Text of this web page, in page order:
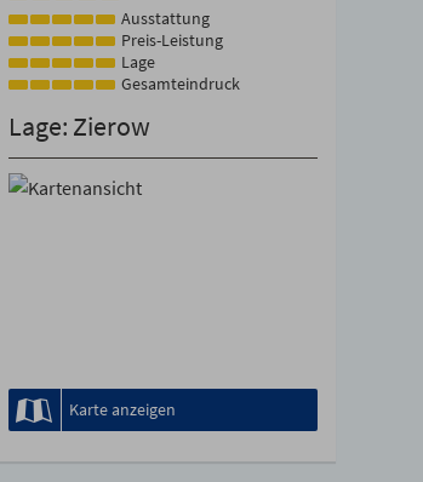
Ausstattung
Preis-Leistung
Lage
Gesamteindruck
Lage: Zierow
Karte anzeigen